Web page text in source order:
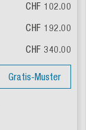
CHF 102.00
CHF 192.00
CHF 340.00
Gratis-Muster